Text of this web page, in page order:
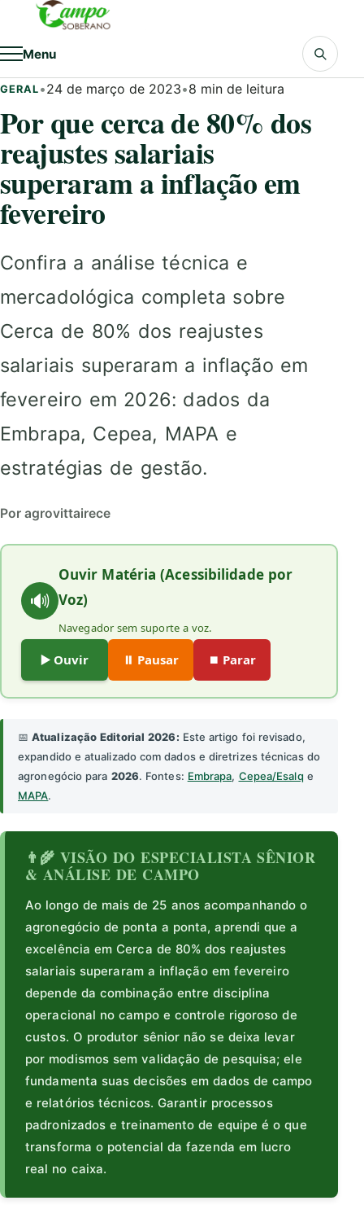
Pular para o conteúdo
Menu
GERAL •24 de março de 2023•8 min de leitura
Por que cerca de 80% dos
reajustes salariais
superaram a inflação em
fevereiro
Confira a análise técnica e
mercadológica completa sobre
Cerca de 80% dos reajustes
salariais superaram a inflação em
fevereiro em 2026: dados da
Embrapa, Cepea, MAPA e
estratégias de gestão.
Por agrovittairece
🔊
Ouvir Matéria (Acessibilidade por
Voz)
Navegador sem suporte a voz.
▶️ Ouvir ⏸️ Pausar ⏹️ Parar
📅Atualização Editorial 2026: Este artigo foi revisado,
expandido e atualizado com dados e diretrizes técnicas do
agronegócio para 2026. Fontes: Embrapa, Cepea/Esalq e
MAPA.
👨‍🌾 VISÃO DO ESPECIALISTA SÊNIOR
& ANÁLISE DE CAMPO
Ao longo de mais de 25 anos acompanhando o
agronegócio de ponta a ponta, aprendi que a
excelência em Cerca de 80% dos reajustes
salariais superaram a inflação em fevereiro
depende da combinação entre disciplina
operacional no campo e controle rigoroso de
custos. O produtor sênior não se deixa levar
por modismos sem validação de pesquisa; ele
fundamenta suas decisões em dados de campo
e relatórios técnicos. Garantir processos
padronizados e treinamento de equipe é o que
transforma o potencial da fazenda em lucro
real no caixa.